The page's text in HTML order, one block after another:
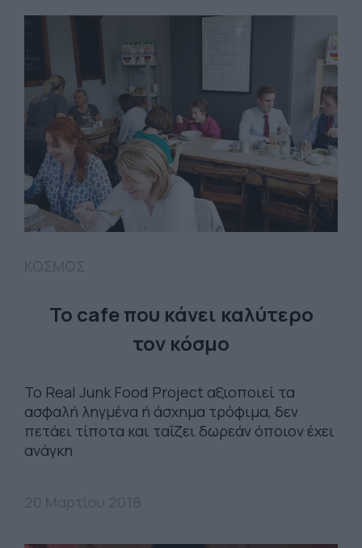
Το cafe που κάνει καλύτερο
τον κόσμο
Το Real Junk Food Project αξιοποιεί τα
ασφαλή ληγμένα ή άσχημα τρόφιμα, δεν
πετάει τίποτα και ταΐζει δωρεάν όποιον έχει
ανάγκη